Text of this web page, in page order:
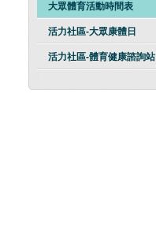
大眾體育活動時間表
活力社區-大眾康體日
活力社區-體育健康諮詢站